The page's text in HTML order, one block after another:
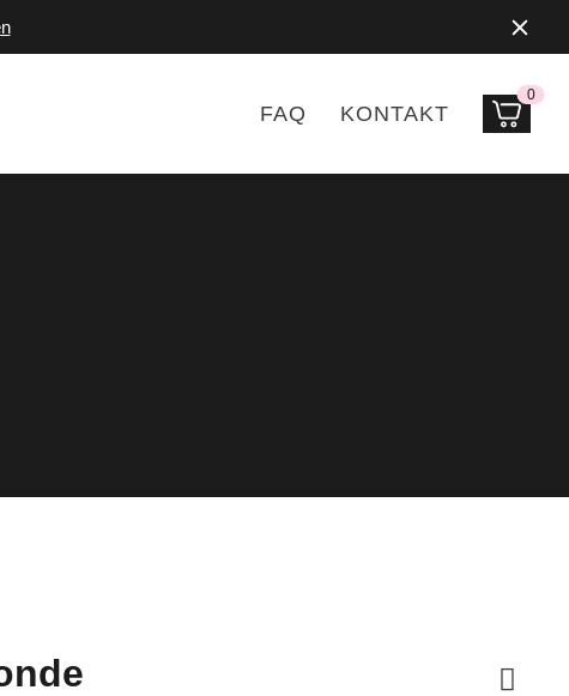
FAQ KONTAKT
0